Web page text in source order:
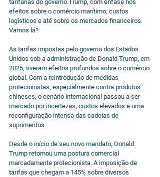
tarifárias do governo Trump, com ênfase nos
efeitos sobre o comércio marítimo, custos
logísticos e até sobre os mercados financeiros.
Vamos lá?
As tarifas impostas pelo governo dos Estados
Unidos sob a administração de Donald Trump, em
2025, tiveram efeitos profundos sobre o comércio
global. Com a reintrodução de medidas
protecionistas, especialmente contra produtos
chineses, o cenário internacional passou a ser
marcado por incertezas, custos elevados e uma
reconfiguração intensa das cadeias de
suprimentos.
Desde o início de seu novo mandato, Donald
Trump retomou uma postura comercial
marcadamente protecionista. A imposição de
tarifas que chegam a 145% sobre diversos